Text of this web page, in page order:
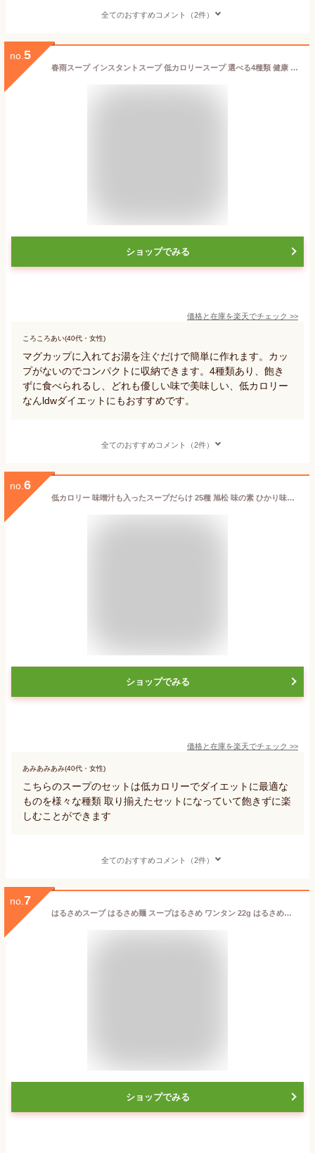
全てのおすすめコメント（2件）
no. 5
春雨スープ インスタントスープ 低カロリースープ 選べる4種類 健康 おいしい お湯を注ぐだけ ダイエット 美容 ポカポカ サラサラ スベスベ お肌に 元気の健康春雨スープ 朝食 ランチ 夕食 一食置き換え ダイエット ラーメン の 代わり さくらさく
ショップでみる
価格と在庫を楽天でチェック >>
ころころあい(40代・女性)
マグカップに入れてお湯を注ぐだけで簡単に作れます。カッ
プがないのでコンパクトに収納できます。4種類あり、飽き
ずに食べられるし、どれも優しい味で美味しい、低カロリー
なんldwダイエットにもおすすめです。
全てのおすすめコメント（2件）
no. 6
低カロリー 味噌汁も入ったスープだらけ 25種 旭松 味の素 ひかり味噌 明星食品 春雨スープ スープDELI 五穀スープ スープワンタンなど 関東圏送料無料
ショップでみる
価格と在庫を楽天でチェック >>
あみあみあみ(40代・女性)
こちらのスープのセットは低カロリーでダイエットに最適な
ものを様々な種類 取り揃えたセットになっていて飽きずに楽
しむことができます
全てのおすすめコメント（2件）
no. 7
はるさめスープ はるさめ麺 スープはるさめ ワンタン 22g はるさめスープ はるさめ麺 ヘルシー スープはるさめ カップスープ 春雨 低カロリー カップ麺 おにぎりに合う ワンタン インスタント 即席 日本製 エースコック ACECOOK エースコック
ショップでみる